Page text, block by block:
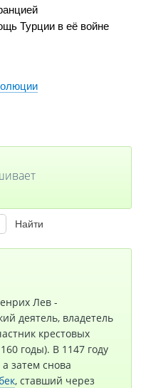
Турции в её войне
Лев -
деятель, владетель
крестовых
годы). В 1147 году
затем снова
, ставший через